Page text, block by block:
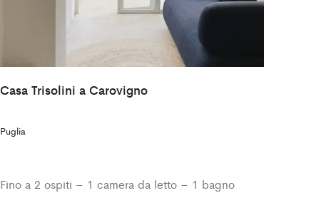
Casa Trisolini a Carovigno
Puglia
Fino a 2 ospiti – 1 camera da letto – 1 bagno